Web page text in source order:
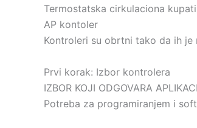
Termostatska cirkulaciona
AP kontoler
Kontroleri su obrtni tako da ih
Prvi korak: Izbor kontrolera
IZBOR KOJI ODGOVARA
Potreba za programiranjem i